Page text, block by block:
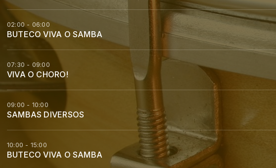
02:00 - 06:00
BUTECO VIVA O SAMBA
07:30 - 09:00
VIVA O CHORO!
09:00 - 10:00
SAMBAS DIVERSOS
10:00 - 15:00
BUTECO VIVA O SAMBA